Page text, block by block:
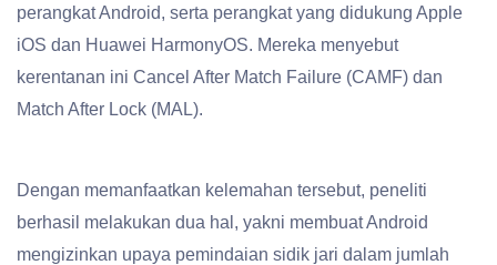
perangkat Android, serta perangkat yang didukung Apple
iOS dan Huawei HarmonyOS. Mereka menyebut
kerentanan ini Cancel After Match Failure (CAMF) dan
Match After Lock (MAL).
Dengan memanfaatkan kelemahan tersebut, peneliti
berhasil melakukan dua hal, yakni membuat Android
mengizinkan upaya pemindaian sidik jari dalam jumlah